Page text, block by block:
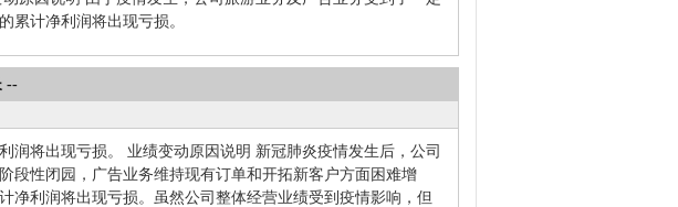
累计净利润将出现亏损。
--
将出现亏损。 业绩变动原因说明 新冠肺炎疫情发生后，公司
段性闭园，广告业务维持现有订单和开拓新客户方面困难增
净利润将出现亏损。虽然公司整体经营业绩受到疫情影响，但